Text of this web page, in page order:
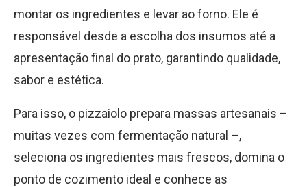
montar os ingredientes e levar ao forno. Ele é
responsável desde a escolha dos insumos até a
apresentação final do prato, garantindo qualidade,
sabor e estética.
Para isso, o pizzaiolo prepara massas artesanais –
muitas vezes com fermentação natural –,
seleciona os ingredientes mais frescos, domina o
ponto de cozimento ideal e conhece as